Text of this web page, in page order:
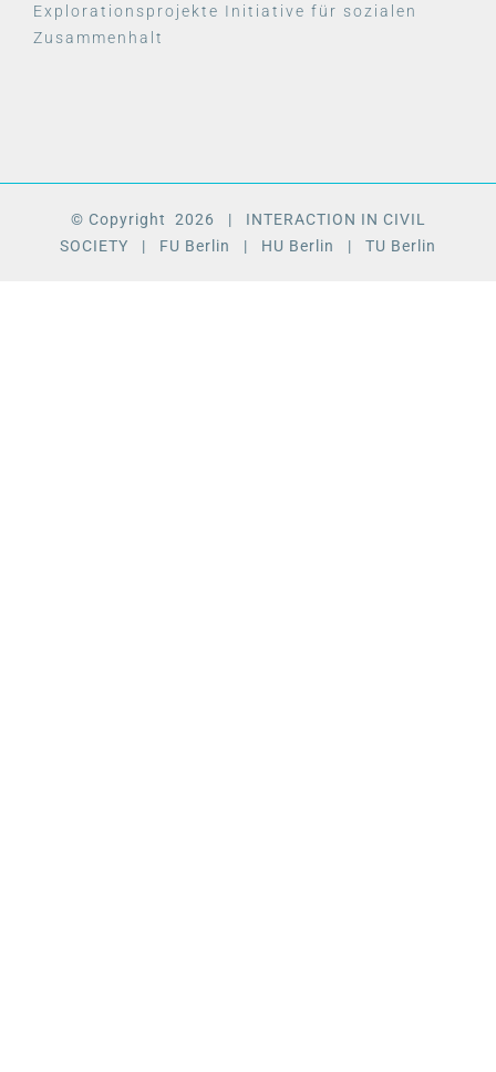
Explorationsprojekte Initiative für sozialen
Zusammenhalt
© Copyright 2026 | INTERACTION IN CIVIL
SOCIETY | FU Berlin | HU Berlin | TU Berlin